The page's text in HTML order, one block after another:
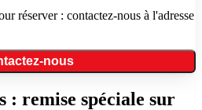
réserver : contactez-nous à l'adresse
nous
: remise spéciale sur